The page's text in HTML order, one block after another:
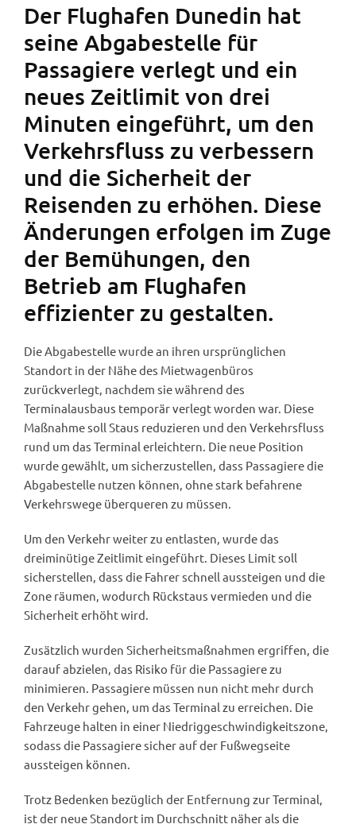
Der Flughafen Dunedin hat
seine Abgabestelle für
Passagiere verlegt und ein
neues Zeitlimit von drei
Minuten eingeführt, um den
Verkehrsfluss zu verbessern
und die Sicherheit der
Reisenden zu erhöhen. Diese
Änderungen erfolgen im Zuge
der Bemühungen, den
Betrieb am Flughafen
effizienter zu gestalten.
Die Abgabestelle wurde an ihren ursprünglichen
Standort in der Nähe des Mietwagenbüros
zurückverlegt, nachdem sie während des
Terminalausbaus temporär verlegt worden war. Diese
Maßnahme soll Staus reduzieren und den Verkehrsfluss
rund um das Terminal erleichtern. Die neue Position
wurde gewählt, um sicherzustellen, dass Passagiere die
Abgabestelle nutzen können, ohne stark befahrene
Verkehrswege überqueren zu müssen.
Um den Verkehr weiter zu entlasten, wurde das
dreiminütige Zeitlimit eingeführt. Dieses Limit soll
sicherstellen, dass die Fahrer schnell aussteigen und die
Zone räumen, wodurch Rückstaus vermieden und die
Sicherheit erhöht wird.
Zusätzlich wurden Sicherheitsmaßnahmen ergriffen, die
darauf abzielen, das Risiko für die Passagiere zu
minimieren. Passagiere müssen nun nicht mehr durch
den Verkehr gehen, um das Terminal zu erreichen. Die
Fahrzeuge halten in einer Niedriggeschwindigkeitszone,
sodass die Passagiere sicher auf der Fußwegseite
aussteigen können.
Trotz Bedenken bezüglich der Entfernung zur Terminal,
ist der neue Standort im Durchschnitt näher als die